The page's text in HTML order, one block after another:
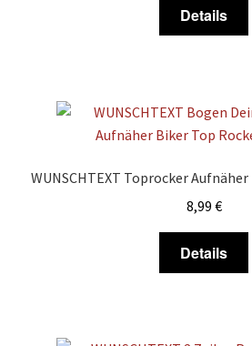
Details
WUNSCHTEXT Toprocker
8,99 €
Details